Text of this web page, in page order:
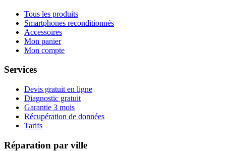
Tous les produits
Smartphones reconditionnés
Accessoires
Mon panier
Mon compte
Services
Devis gratuit en ligne
Diagnostic gratuit
Garantie 3 mois
Récupération de données
Tarifs
Réparation par ville